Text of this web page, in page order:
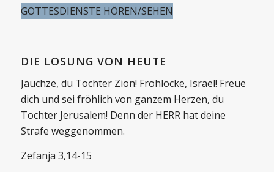
GOTTESDIENSTE HÖREN/SEHEN
DIE LOSUNG VON HEUTE
Jauchze, du Tochter Zion! Frohlocke, Israel! Freue
dich und sei fröhlich von ganzem Herzen, du
Tochter Jerusalem! Denn der HERR hat deine
Strafe weggenommen.
Zefanja 3,14-15